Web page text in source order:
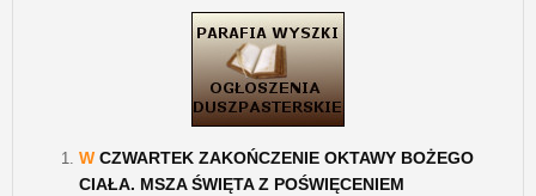
W CZWARTEK ZAKOŃCZENIE OKTAWY BOŻEGO
CIAŁA. MSZA ŚWIĘTA Z POŚWIĘCENIEM